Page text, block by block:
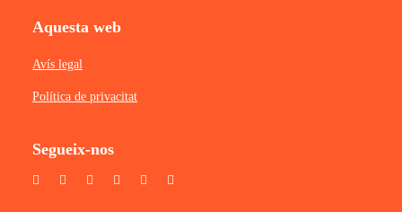
Aquesta web
Avís legal
Política de privacitat
Segueix-nos